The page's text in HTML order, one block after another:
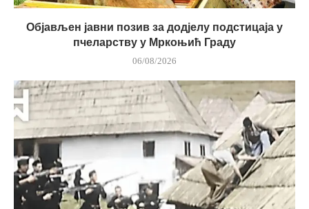
Објављен јавни позив за додјелу подстицаја у
пчеларству у Мркоњић Граду
06/08/2026